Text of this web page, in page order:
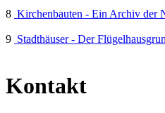
8 Kirchenbauten - Ein Archiv der
9 Stadthäuser - Der
Kontakt